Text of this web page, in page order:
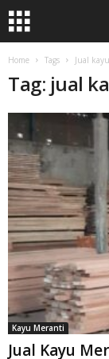
Home Tags Jual
Tag: jual
Kayu Meranti
Jual Kayu